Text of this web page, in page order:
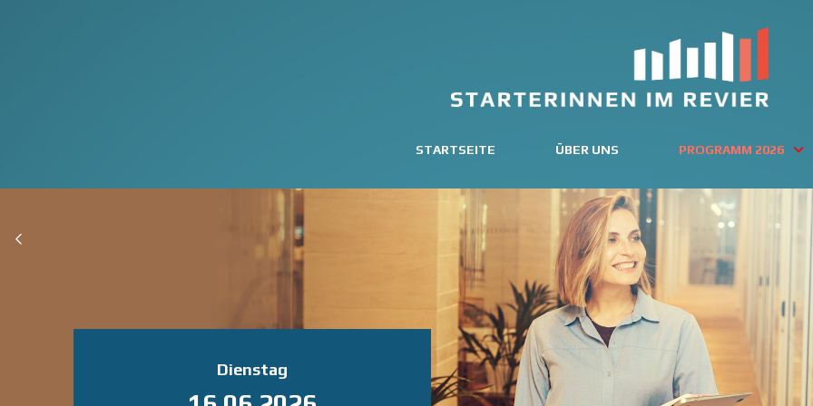
STARTSEITE ÜBER UNS PROGRAMM 2026
Prev
Dienstag